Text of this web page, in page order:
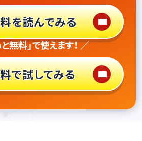
を読んでみる
無料」で使えます！ ／
で試してみる